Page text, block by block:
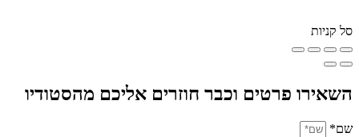
סל קניות
השאירו פרטים וכבר חוזרים אליכם מהסטודיו
שם*